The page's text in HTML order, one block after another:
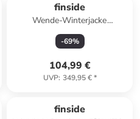
finside
Wende-Winterjacke
"Suomukka" in Hellbraun/
Beige
-69%
104,99 €
UVP: 349,95 €*
finside